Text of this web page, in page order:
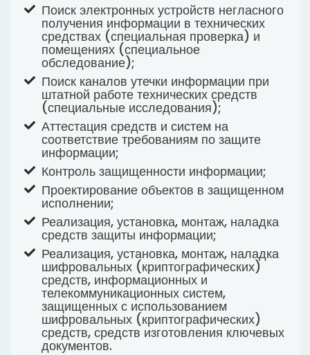
Поиск электронных устройств негласного
получения информации в технических
средствах (специальная проверка) и
помещениях (специальное
обследование);
Поиск каналов утечки информации при
штатной работе технических средств
(специальные исследования);
Аттестация средств и систем на
соответствие требованиям по защите
информации;
Контроль защищенности информации;
Проектирование объектов в защищенном
исполнении;
Реализация, установка, монтаж, наладка
средств защиты информации;
Реализация, установка, монтаж, наладка
шифровальных (криптографических)
средств, информационных и
телекоммуникационных систем,
защищенных с использованием
шифровальных (криптографических)
средств, средств изготовления ключевых
документов.